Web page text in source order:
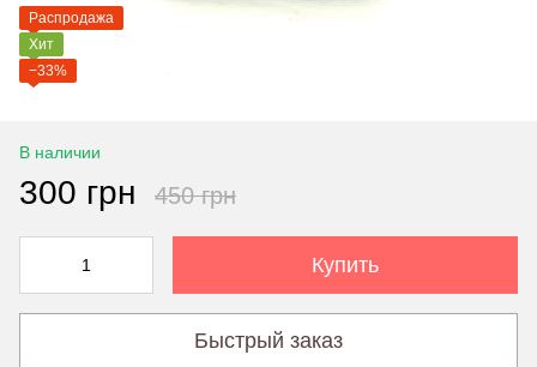
Распродажа
Хит
−33%
В наличии
300 грн 450 грн
Купить
Быстрый заказ